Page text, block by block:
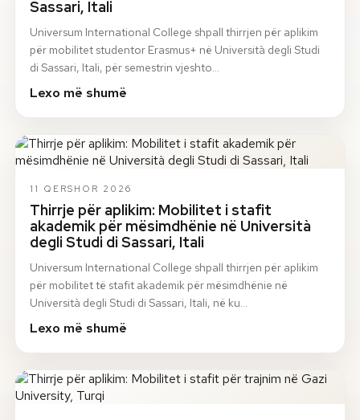
Sassari, Itali
Universum International College shpall thirrjen për aplikim
për mobilitet studentor Erasmus+ në Università degli Studi
di Sassari, Itali, për semestrin vjeshto…
Lexo më shumë
11 QERSHOR 2026
Thirrje për aplikim: Mobilitet i stafit
akademik për mësimdhënie në Università
degli Studi di Sassari, Itali
Universum International College shpall thirrjen për aplikim
për mobilitet të stafit akademik për mësimdhënie në
Università degli Studi di Sassari, Itali, në ku…
Lexo më shumë